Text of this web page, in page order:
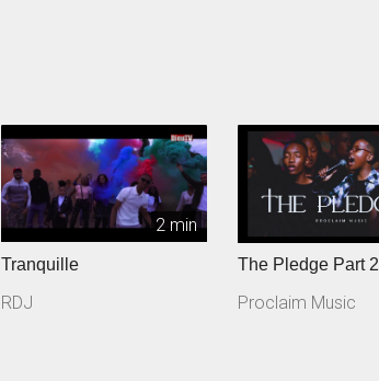
2 min
Tranquille
RDJ
The Pledge Part 2
Proclaim Music